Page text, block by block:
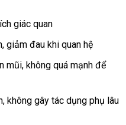
giác quan
giảm đau khi quan hệ
mũi, không quá mạnh để
không gây tác dụng phụ lâu